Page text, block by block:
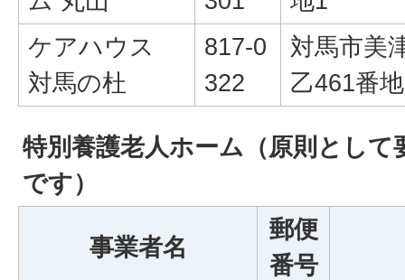
ケアハウス
対馬の杜
817-0
322
対馬市美
乙461番
特別養護老人ホーム（原則として
です）
事業者名
郵便
番号